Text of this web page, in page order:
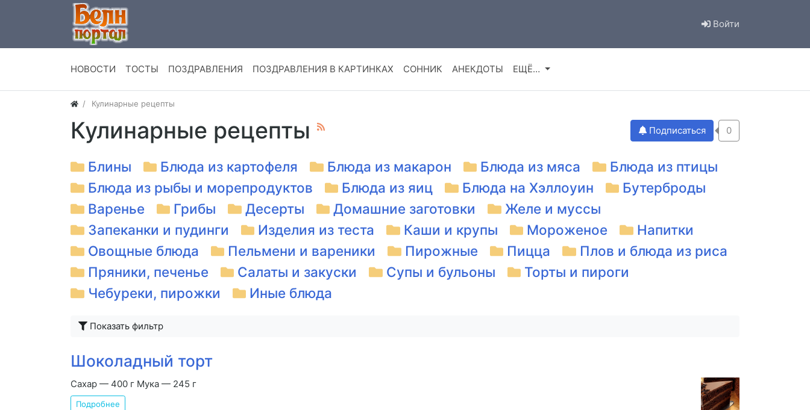
Войти
НОВОСТИ ТОСТЫ ПОЗДРАВЛЕНИЯ ПОЗДРАВЛЕНИЯ В КАРТИНКАХ СОННИК АНЕКДОТЫ ЕЩЁ…
Кулинарные рецепты
Кулинарные рецепты Подписаться 0
Блины Блюда из картофеля Блюда из макарон Блюда из мяса
Блюда из птицы
Блюда из рыбы и морепродуктов
Блюда из яиц Блюда на Хэллоуин
Бутерброды
Варенье
Грибы Десерты Домашние заготовки
Желе и муссы
Запеканки и пудинги
Изделия из теста Каши и крупы Мороженое
Напитки
Овощные блюда
Пельмени и вареники Пирожные Пицца
Плов и блюда из риса
Пряники, печенье
Салаты и закуски Супы и бульоны
Торты и пироги
Чебуреки, пирожки
Иные блюда
Показать фильтр
Шоколадный торт
Сахар — 400 г Мука — 245 г
Подробнее